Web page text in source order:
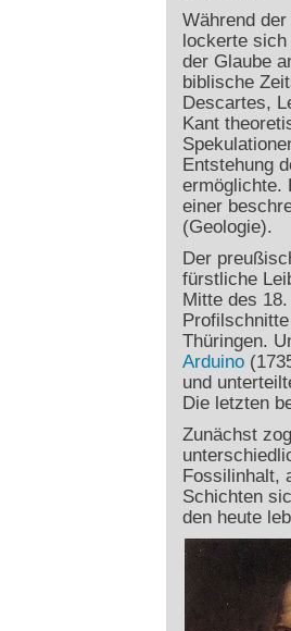
Während
lockerte
der Glaube
biblische
Descartes,
Kant
Entstehung
ermöglichte.
einer
(Geologie).
Der
fürstliche
Mitte des
Thüringen.
Arduino
und
Die letzten
Zunächst
Fossilinhalt,
Schichten
den heute